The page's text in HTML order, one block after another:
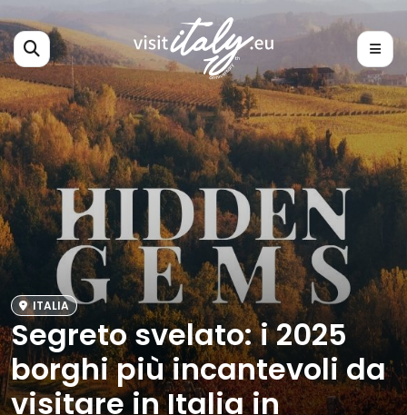
ITALIA
Segreto svelato: i 2025
borghi più incantevoli da
visitare in Italia in